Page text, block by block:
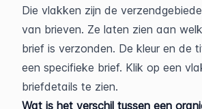
Die vlakken zijn de
van brieven. Ze laten zien aan
brief is verzonden. De kleur en de
een specifieke brief. Klik op een
briefdetails te zien.
Wat is het verschil tussen een